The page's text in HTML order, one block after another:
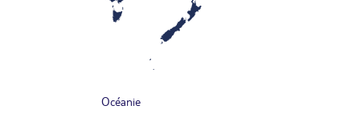
Océanie